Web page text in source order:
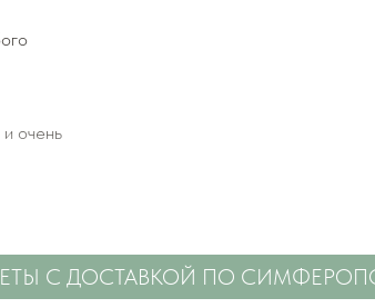
очень
ДОСТАВКОЙ ПО СИМФЕРОПОЛЮ